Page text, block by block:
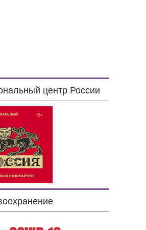
центр России